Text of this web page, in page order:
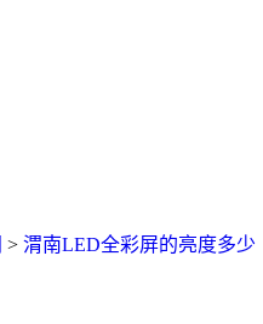
> 渭南LED全彩屏的亮度多少